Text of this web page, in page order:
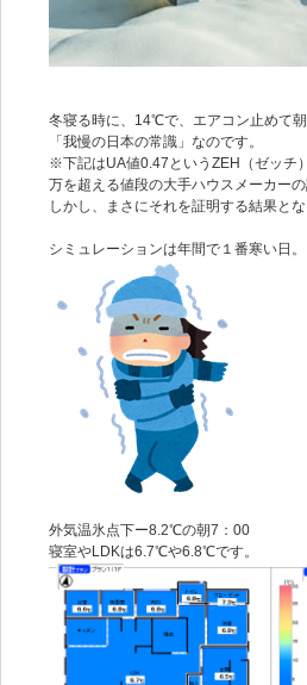
冬寝る時に、14℃で、エアコン止めて
「我慢の日本の常識」なのです。
※下記はUA値0.47というZEH（ゼッチ
万を超える値段の大手ハウスメーカーの
しかし、まさにそれを証明する結果とな
シミュレーションは年間で１番寒い日。
外気温氷点下ー8.2℃の朝7：00
寝室やLDKは6.7℃や6.8℃です。